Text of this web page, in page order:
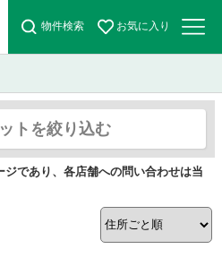
物件検索 お気に入り
トを絞り込む
であり、各店舗への問い合わせは当